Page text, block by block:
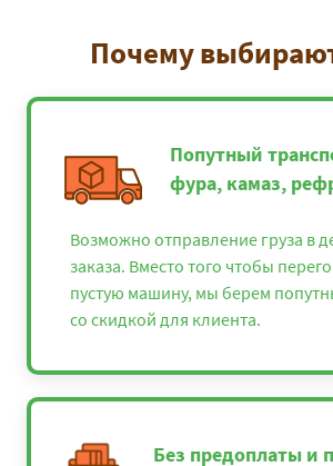
Почему
Попутный
фура, камаз,
Возможно отправление груза в
заказа. Вместо того чтобы
пустую машину, мы берем
со скидкой для клиента.
Без предоплаты и